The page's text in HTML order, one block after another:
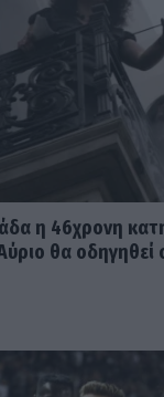
- Το
στο νησί
spoiler: Η Βιργινία
στα σχόλια
η 46χρονη
θα οδηγηθεί